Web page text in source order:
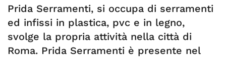
Prida Serramenti, si occupa di serramenti
ed infissi in plastica, pvc e in legno,
svolge la propria attività nella città di
Roma. Prida Serramenti è presente nel